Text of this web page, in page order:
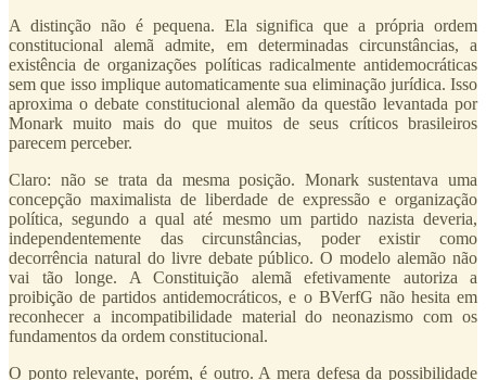
A distinção não é pequena. Ela significa que a própria ordem
constitucional alemã admite, em determinadas circunstâncias, a
existência de organizações políticas radicalmente antidemocráticas
sem que isso implique automaticamente sua eliminação jurídica. Isso
aproxima o debate constitucional alemão da questão levantada por
Monark muito mais do que muitos de seus críticos brasileiros
parecem perceber.
Claro: não se trata da mesma posição. Monark sustentava uma
concepção maximalista de liberdade de expressão e organização
política, segundo a qual até mesmo um partido nazista deveria,
independentemente das circunstâncias, poder existir como
decorrência natural do livre debate público. O modelo alemão não
vai tão longe. A Constituição alemã efetivamente autoriza a
proibição de partidos antidemocráticos, e o BVerfG não hesita em
reconhecer a incompatibilidade material do neonazismo com os
fundamentos da ordem constitucional.
O ponto relevante, porém, é outro. A mera defesa da possibilidade